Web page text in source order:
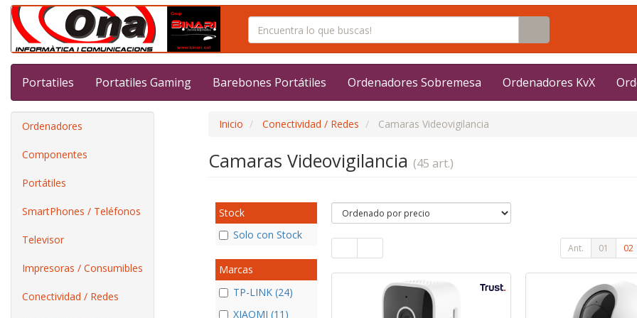
Portatiles Portatiles Gaming Barebones Portátiles Ordenadores Sobremesa Ordenadores KvX
Ordenadores
Componentes
Portátiles
SmartPhones / Teléfonos
Televisor
Impresoras / Consumibles
Conectividad / Redes
Inicio Conectividad / Redes Camaras Videovigilancia
Camaras Videovigilancia (45 art.)
Stock
Solo con Stock
Marcas
TP-LINK (24)
XIAOMI (11)
Ant. 01 02